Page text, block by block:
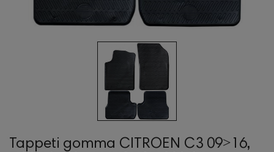
Tappeti gomma CITROEN C3 09˃16,